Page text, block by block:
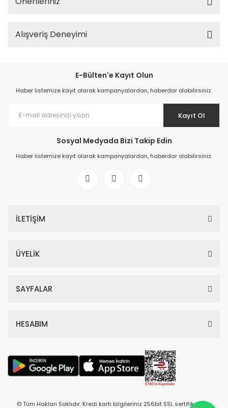
Alışveriş Deneyimi
E-Bülten'e Kayıt Olun
Haber listemize kayıt olarak kampanyalardan, haberdar olabilirsiniz.
Kayıt Ol
Sosyal Medyada Bizi Takip Edin
Haber listemize kayıt olarak kampanyalardan, haberdar olabilirsiniz.
İLETİŞİM
ÜYELİK
SAYFALAR
HESABIM
© Tüm Hakları Saklıdır. Kredi kartı bilgileriniz 256bit SSL sertifikası ile